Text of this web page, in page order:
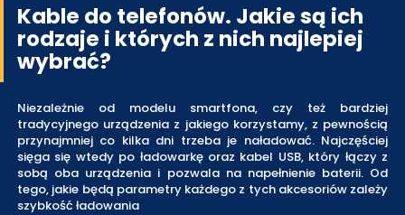
Kable do telefonów. Jakie są ich
rodzaje i których z nich najlepiej
wybrać?
Niezależnie od modelu smartfona, czy też bardziej
tradycyjnego urządzenia z jakiego korzystamy, z pewnością
przynajmniej co kilka dni trzeba je naładować. Najczęściej
sięga się wtedy po ładowarkę oraz kabel USB, który łączy z
sobą oba urządzenia i pozwala na napełnienie baterii. Od
tego, jakie będą parametry każdego z tych akcesoriów zależy
szybkość ładowania